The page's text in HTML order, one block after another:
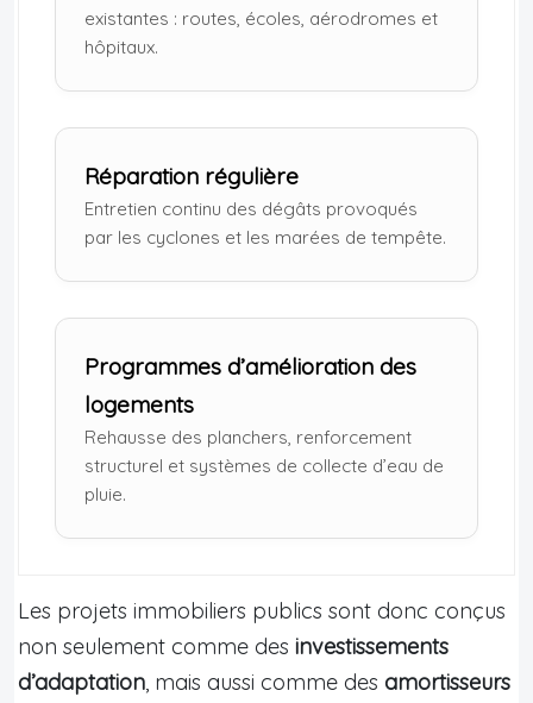
existantes : routes, écoles, aérodromes et
hôpitaux.
Réparation régulière
Entretien continu des dégâts provoqués
par les cyclones et les marées de tempête.
Programmes d’amélioration des
logements
Rehausse des planchers, renforcement
structurel et systèmes de collecte d’eau de
pluie.
Les projets immobiliers publics sont donc conçus
non seulement comme des investissements
d’adaptation, mais aussi comme des amortisseurs